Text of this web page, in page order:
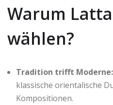
Warum
wählen?
Tradition trifft Moderne:
klassische orientalische
Kompositionen.